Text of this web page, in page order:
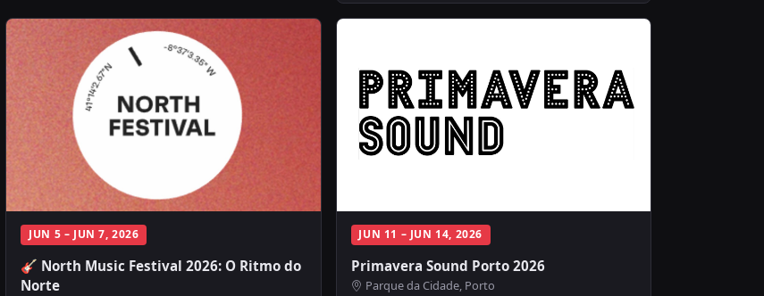
JUN 5 – JUN 7, 2026
🎸 North Music Festival 2026: O Ritmo do
Norte
JUN 11 – JUN 14, 2026
Primavera Sound Porto 2026
Parque da Cidade, Porto